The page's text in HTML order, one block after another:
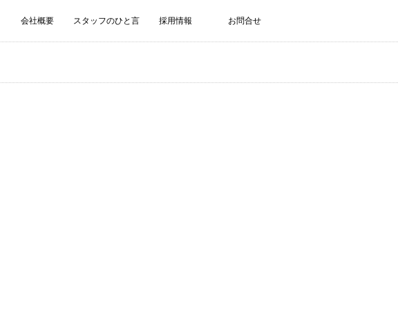
会社概要 スタッフのひと言 採用情報 お問合せ